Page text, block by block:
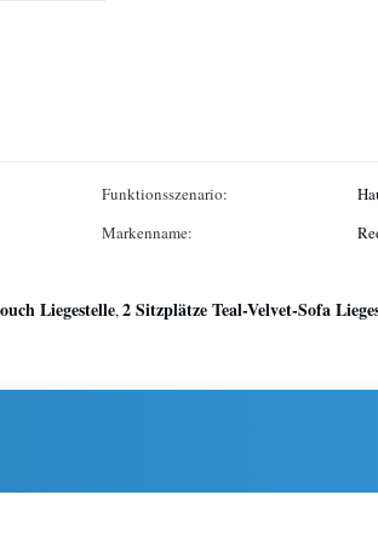
Funktionsszenario:
Markenname:
Liegestelle,2 Sitzplätze Teal-Velvet-Sofa